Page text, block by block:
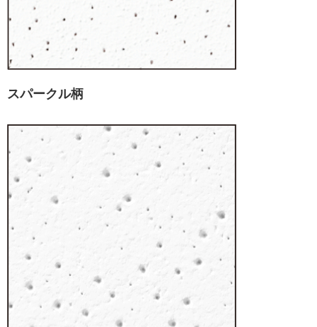
スパークル柄